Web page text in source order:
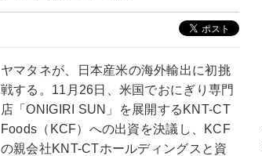
ヤマタネが、日本産米の海外輸出に初挑
戦する。11月26日、米国でおにぎり専門
店「ONIGIRI SUN」を展開するKNT-CT
Foods（KCF）への出資を決議し、KCF
の親会社KNT-CTホールディングスと資